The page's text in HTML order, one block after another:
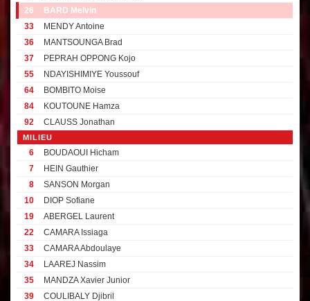
26
BARD Melvin
33
MENDY Antoine
36
MANTSOUNGA Brad
37
PEPRAH OPPONG Kojo
55
NDAYISHIMIYE Youssouf
64
BOMBITO Moise
84
KOUTOUNE Hamza
92
CLAUSS Jonathan
MILIEU
6
BOUDAOUI Hicham
7
HEIN Gauthier
8
SANSON Morgan
10
DIOP Sofiane
19
ABERGEL Laurent
22
CAMARA Issiaga
33
CAMARA Abdoulaye
34
LAAREJ Nassim
35
MANDZA Xavier Junior
39
COULIBALY Djibril